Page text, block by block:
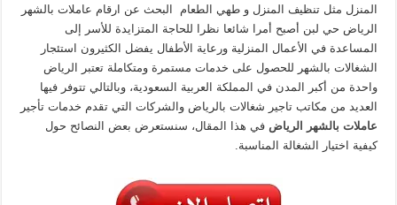
المنزل مثل تنظيف المنزل و طهي الطعام البحث عن ارقام عاملات بالشهر
الرياض حي لبن أصبح أمرا شائعا نظرا للحاجة المتزايدة للأسر إلى
المساعدة في الأعمال المنزلية ورعاية الأطفال يفضل الكثيرون استئجار
الشغالات بالشهر للحصول على خدمات مستمرة ومتكاملة تعتبر الرياض
واحدة من أكبر المدن في المملكة العربية السعودية، وبالتالي تتوفر فيها
العديد من مكاتب تاجير شغالات بالرياض والشركات التي تقدم خدمات تأجير
عاملات بالشهر الرياض في هذا المقال، سنستعرض بعض النصائح حول
كيفية اختيار الشغالة المناسبة.